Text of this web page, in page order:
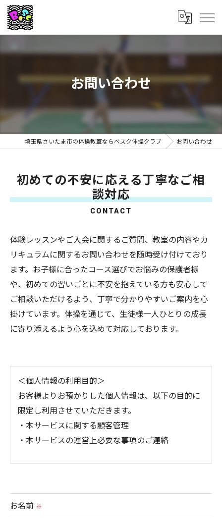
お問い合わせ
埼玉県さいたま市の体操教室ならべスク体操クラブ お問い合わせ
初めての不安に応える丁寧なご相
談対応
CONTACT
体験レッスンやご入会に関するご質問、教室の内容やカ
リキュラムに関するお問い合わせを随時受け付けており
ます。お子様に合ったコース選びでお悩みの保護者様
や、初めての習いごとに不安を抱えている方も安心して
ご相談いただけるよう、丁寧で分かりやすいご案内を心
掛けています。体操を通じて、生徒様一人ひとりの成長
に寄り添えるよう心を込めて対応しております。
＜個人情報の利用目的＞
お客様よりお預かりした個人情報は、以下の目的に
限定し利用させていただきます。
・本サービスに関する顧客管理
・本サービスの運営上必要な事項のご連絡
られた場合を除き、
お名前 ※